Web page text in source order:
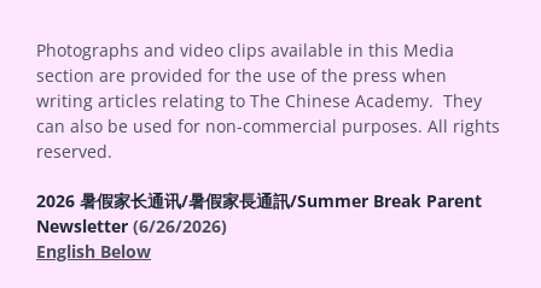
Photographs and video clips available in this Media
section are provided for the use of the press when
writing articles relating to The Chinese Academy. They
can also be used for non-commercial purposes. All rights
reserved.
2026 暑假家长通讯/暑假家長通訊/Summer Break Parent
Newsletter (6/26/2026)
English Below